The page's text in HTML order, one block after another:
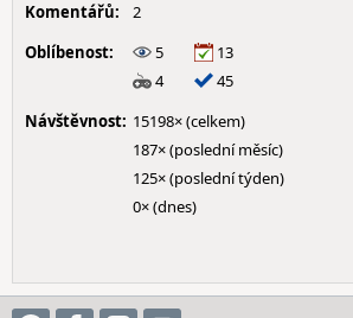
Komentářů:
2
Oblíbenost:
5
13
4
45
Návštěvnost: 15198× (celkem)
187× (poslední měsíc)
125× (poslední týden)
0× (dnes)